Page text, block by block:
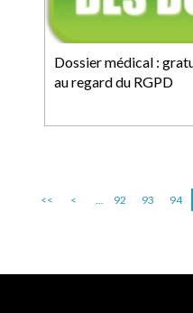
Dossier médical :
au regard du RGPD
<< < ... 92 93 94